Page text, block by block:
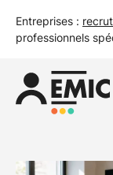
Entreprises :
professionnels